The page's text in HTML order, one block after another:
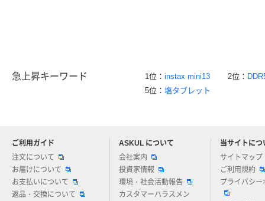
急上昇キーワード 1位： instax mini13 2位：
5位： 塩タブレット
ご利用ガイド
注文について
お届けについて
お支払いについて
返品・交換について
ASKUL について
会社案内
投資家情報
環境・社会活動報告
カスタマーハラスメン
当サイトにつ
サイトマップ
ご利用規約
プライバシー
アスクルについてお気軽にご質問ください